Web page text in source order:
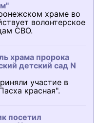
храме во
волонтерское
СВО.
храма пророка
детский сад N
участие в
красная".
посетил